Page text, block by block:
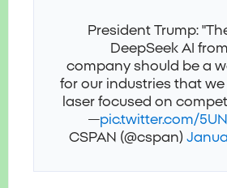
President Trump:
DeepSeek AI
company should be a
for our industries that
laser focused on
pic.twitter.com/
—
CSPAN (@cspan)